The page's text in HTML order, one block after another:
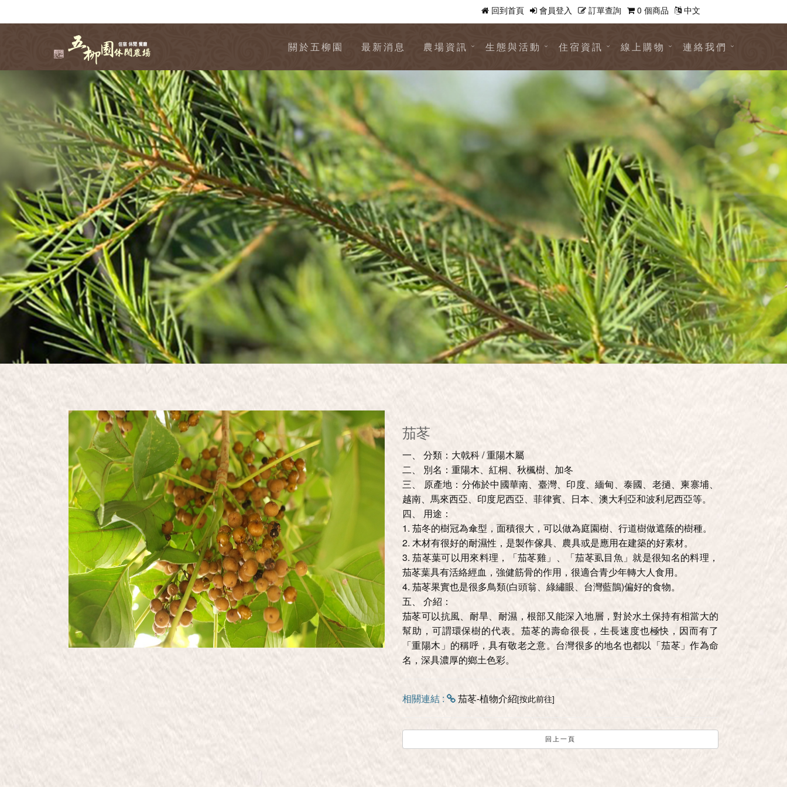
關於五柳園 最新消息 農場資訊 生態與活動 住宿資訊 線上購物 連絡我們
回到首頁 會員登入 訂單查詢 0 個商品 中文
茄苳
一、 分類：大戟科 / 重陽木屬
二、 別名：重陽木、紅桐、秋楓樹、加冬
三、 原產地：分佈於中國華南、臺灣、印度、緬甸、泰國、老撾、柬寨埔、
越南、馬來西亞、印度尼西亞、菲律賓、日本、澳大利亞和波利尼西亞等。
四、 用途：
1. 茄冬的樹冠為傘型，面積很大，可以做為庭園樹、行道樹做遮蔭的樹種。
2. 木材有很好的耐濕性，是製作傢具、農具或是應用在建築的好素材。
3. 茄苳葉可以用來料理，「茄苳雞」、「茄苳虱目魚」就是很知名的料理，
茄苳葉具有活絡經血，強健筋骨的作用，很適合青少年轉大人食用。
4. 茄苳果實也是很多鳥類(白頭翁、綠繡眼、台灣藍鵲)偏好的食物。
五、 介紹：
茄苳可以抗風、耐旱、耐濕，根部又能深入地層，對於水土保持有相當大的
幫助，可謂環保樹的代表。茄苳的壽命很長，生長速度也極快，因而有了
「重陽木」的稱呼，具有敬老之意。台灣很多的地名也都以「茄苳」作為命
名，深具濃厚的鄉土色彩。
相關連結 : 茄苳-植物介紹[按此前往]
回上一頁